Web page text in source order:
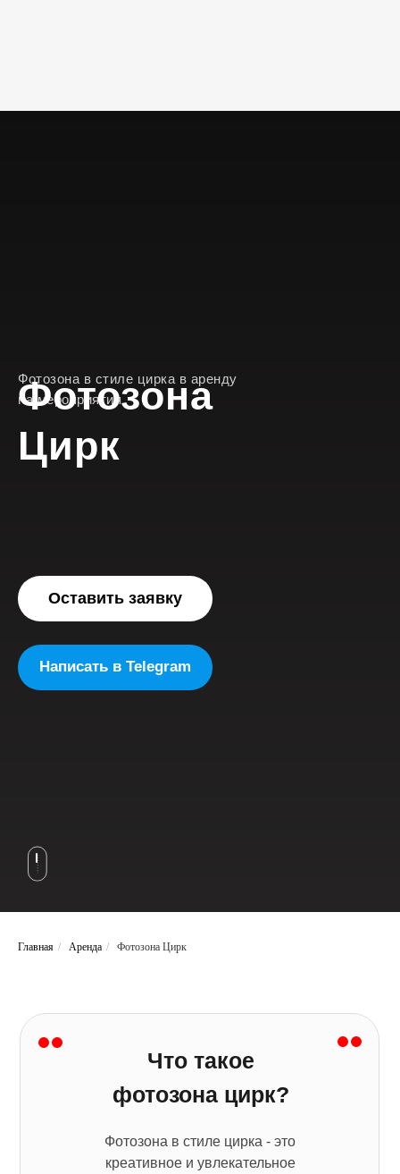
Оставить заявку
Написать в Telegram
Фотозона
Цирк
Фотозона в стиле цирка в аренду
на мероприятия
Главная / Аренда / Фотозона Цирк
Что такое
фотозона цирк?
Фотозона в стиле цирка - это
креативное и увлекательное